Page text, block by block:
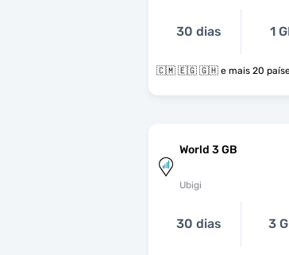
30 dias 1
🇨🇲 🇪🇬 🇬🇭 e mais 20
World 3 GB
Ubigi
30 dias 3